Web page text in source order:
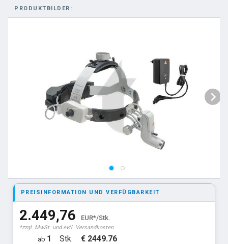
PRODUKTBILDER:
PREISINFORMATION UND VERFÜGBARKEIT
2.449,76 EUR*/Stk.
*zzgl. MwSt. und evtl. Versandkosten
ab 1 Stk. € 2449.76